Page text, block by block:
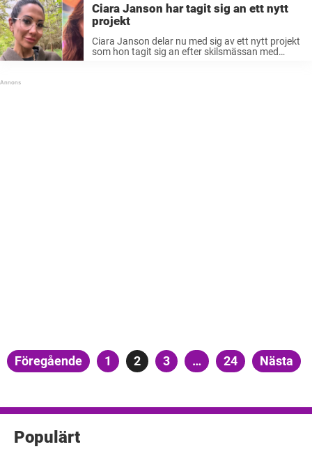
Andersson och Måns Zelmerlöw ...
Ciara Janson har tagit sig an ett nytt
projekt
Ciara Janson delar nu med sig av ett nytt projekt
som hon tagit sig an efter skilsmässan med
Sidnumrering
Föregående Sida
1 Sida
2 Sida
3 … Sida
24 Nästa
Populärt